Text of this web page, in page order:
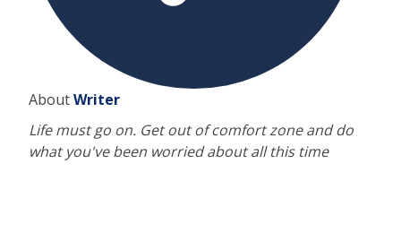
AboutWriter
Life must go on. Get out of comfort zone and do
what you've been worried about all this time